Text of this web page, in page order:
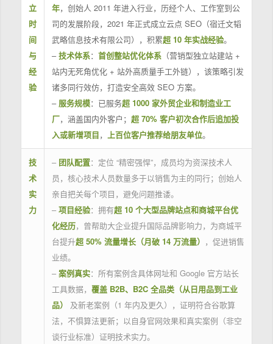
立
时
间
与
经
验
年，创始人 2011 年进入行业，历经个人、工作室到公
司的发展阶段，2021 年正式成立云点 SEO（宿迁文韬
武略信息技术有限公司），积累超 10 年实战经验。
–技术体系： 首创整站优化体系（营销型独立站建站 +
站内无死角优化 + 站外高质量手工外链），该策略引发
诸多同行效仿，打造安全高效 SEO 方案。
– 服务规模：已服务超 1000 家外贸企业和制造业工
厂，涵盖国内外客户； 超 70% 客户初次合作后追加投
入或新增项目， 上百位客户推荐给朋友单位。
技
术
实
力
– 团队配置：定位 “精密强悍”，成员均为资深技术人
员，核心技术人员数量多于以销售为主的同行；创始人
亲自把关每个项目，避免问题推诿。
– 项目经验：拥有超 10 个大型品牌站点和商城平台优
化经历，曾帮助大企业提升国际品牌影响力，为商城平
台提升超 50% 流量增长（月破 14 万流量） ，促进销售
业绩。
– 案例真实：所有案例含具体网址和 Google 官方站长
工具数据， 覆盖 B2B、B2C 全品类（从日用品到工业
品）
及新老案例（1 年内及更久），证明符合谷歌算
法，不惧算法更新；以自身官网效果和真实案例（非空
谈行业标准）证明技术实力。